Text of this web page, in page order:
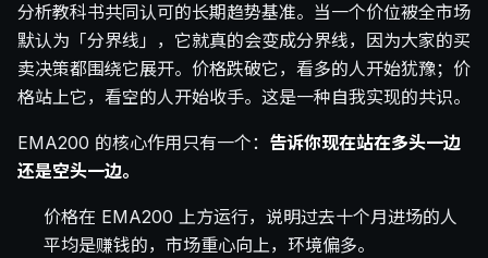
分析教科书共同认可的长期趋势基准。当一个价位被全市场
默认为「分界线」，它就真的会变成分界线，因为大家的买
卖决策都围绕它展开。价格跌破它，看多的人开始犹豫；价
格站上它，看空的人开始收手。这是一种自我实现的共识。
EMA200 的核心作用只有一个： 告诉你现在站在多头一边
还是空头一边。
价格在 EMA200 上方运行，说明过去十个月进场的人
平均是赚钱的，市场重心向上，环境偏多。